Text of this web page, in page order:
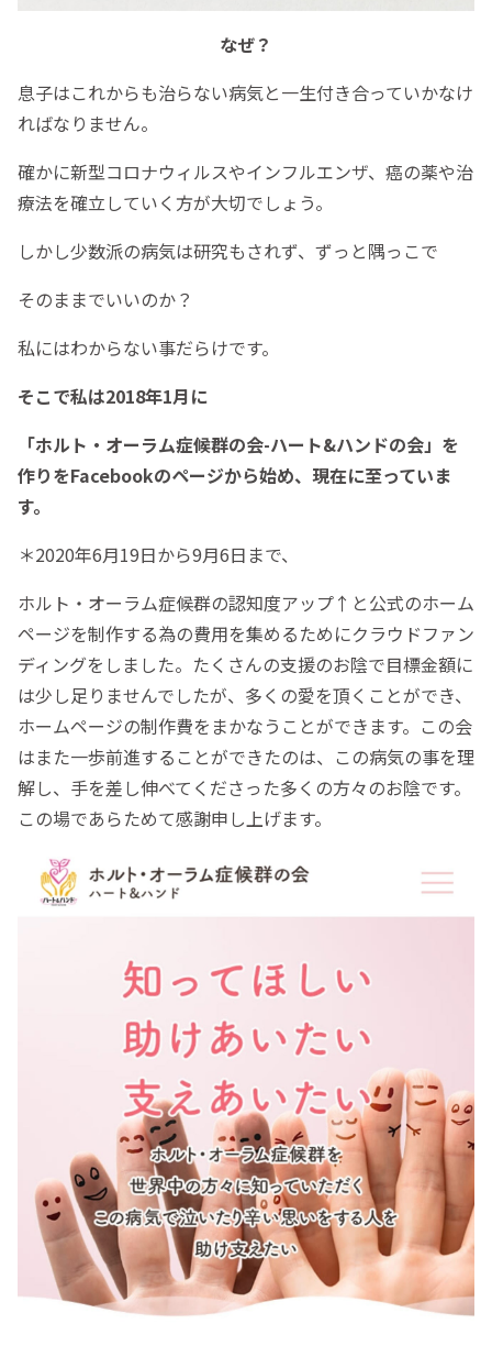
なぜ？
息子はこれからも治らない病気と一生付き合っていかなけ
ればなりません。
確かに新型コロナウィルスやインフルエンザ、癌の薬や治
療法を確立していく方が大切でしょう。
しかし少数派の病気は研究もされず、ずっと隅っこで
そのままでいいのか？
私にはわからない事だらけです。
そこで私は2018年1月に
「ホルト・オーラム症候群の会-ハート&ハンドの会」を
作りをFacebookのページから始め、現在に至っていま
す。
＊2020年6月19日から9月6日まで、
ホルト・オーラム症候群の認知度アップ↑と公式のホーム
ページを制作する為の費用を集めるためにクラウドファン
ディングをしました。たくさんの支援のお陰で目標金額に
は少し足りませんでしたが、多くの愛を頂くことができ、
ホームページの制作費をまかなうことができます。この会
はまた一歩前進することができたのは、この病気の事を理
解し、手を差し伸べてくださった多くの方々のお陰です。
この場であらためて感謝申し上げます。